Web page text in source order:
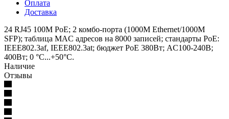
Оплата
Доставка
24 RJ45 100M PoE; 2 комбо-порта (1000М Ethernet/1000M
SFP); таблица MAC адресов на 8000 записей; стандарты PoE:
IEEE802.3af, IEEE802.3at; бюджет PoE 380Вт; AC100-240В;
400Вт; 0 °C...+50°C.
Наличие
Отзывы